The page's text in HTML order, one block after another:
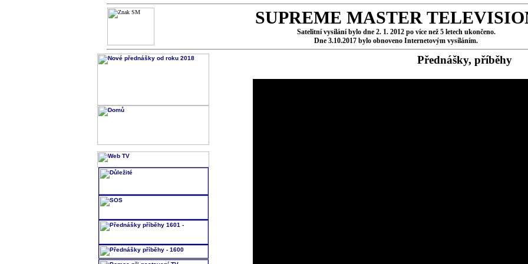
SUPREME MASTER
Satelitní vysílání bylo dne 2. 1. 2012 po více než 5 letech ukončeno.
Dne 3.10.2017 bylo obnoveno Internetovým vysíláním.
Přednášky, příběhy